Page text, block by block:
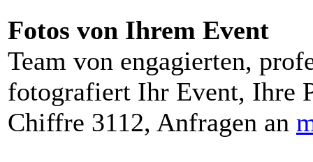
Fotos von Ihrem Event
Team von engagierten,
fotografiert Ihr Event, Ihre
Chiffre 3112, Anfragen an